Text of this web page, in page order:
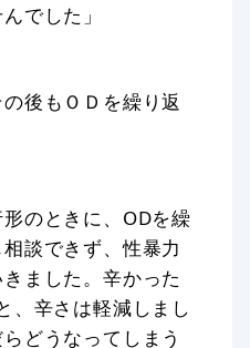
でした」
後もＯＤを繰り返
のときに、ODを繰
談できず、性暴力
ました。辛かった
、辛さは軽減しまし
どうなってしまう